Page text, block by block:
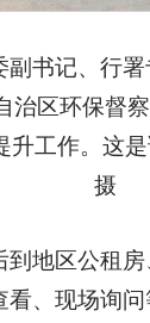
副书记、行
治区环保督
升工作。这
摄
到地区公租
看、现场询